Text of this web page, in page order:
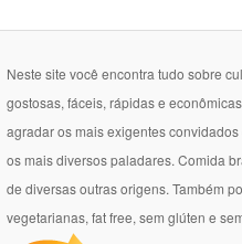
Neste site você encontra tudo sobre
gostosas, fáceis, rápidas e
agradar os mais exigentes
os mais diversos paladares. Comida
de diversas outras origens. Também
vegetarianas, fat free, sem glúten e